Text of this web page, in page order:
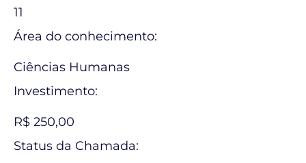
11
Área do conhecimento:
Ciências Humanas
Investimento:
R$ 250,00
Status da Chamada: